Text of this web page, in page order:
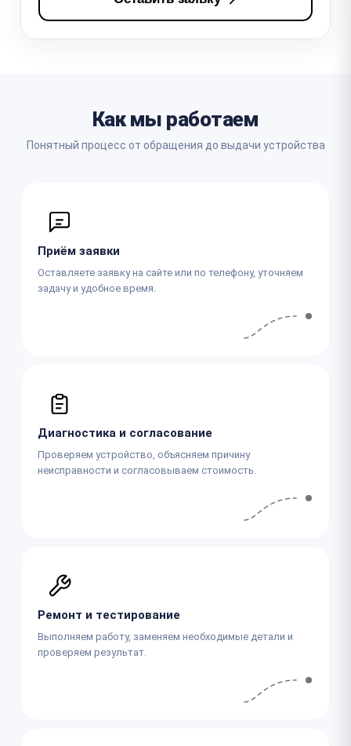
Как мы работаем
Понятный процесс от обращения до выдачи устройства
Приём заявки
Оставляете заявку на сайте или по телефону, уточняем
задачу и удобное время.
Диагностика и согласование
Проверяем устройство, объясняем причину
неисправности и согласовываем стоимость.
Ремонт и тестирование
Выполняем работу, заменяем необходимые детали и
проверяем результат.